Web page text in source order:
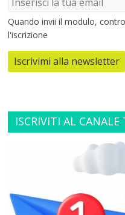
Quando invii il modulo,
l'iscrizione
Iscrivimi alla newsletter
ISCRIVITI AL CANALE